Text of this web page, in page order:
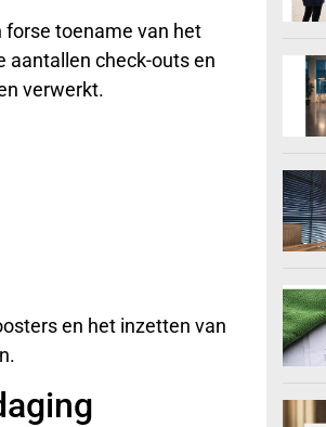
forse toename van het
aantallen check-outs en
verwerkt.
en het inzetten van